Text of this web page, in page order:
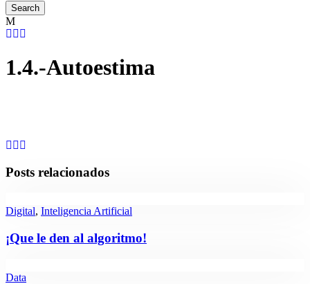
1.4.-Autoestima
Posts relacionados
Digital, Inteligencia Artificial
¡Que le den al algoritmo!
Data